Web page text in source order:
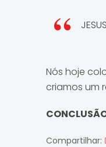
Nós hoje
criamos um
Compartilhar: